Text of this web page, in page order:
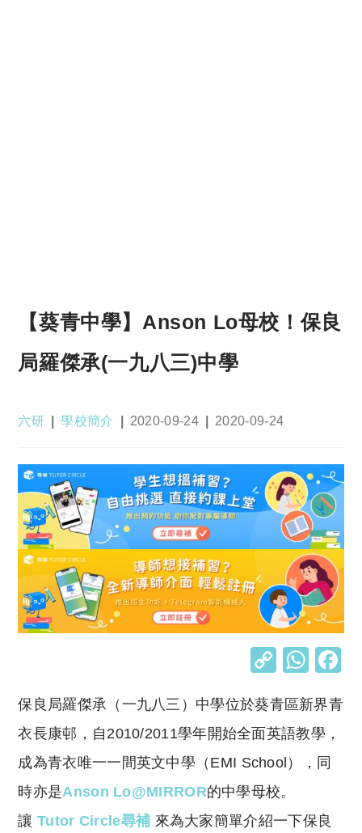
【葵青中學】Anson Lo母校！保良
局羅傑承(一九八三)中學
Post
六研
Post
學校簡介
Post
2020-09-24
Post
2020-09-24
C
p
y
Li
k
W
at
s
A
p
保良局羅傑承（一九八三）中學位於葵青區新界青
衣長康邨，自2010/2011學年開始全面英語教學，
成為青衣唯一一間英文中學（EMI School），同
時亦是Anson Lo@MIRROR的中學母校。
讓Tutor Circle尋補 來為大家簡單介紹一下保良